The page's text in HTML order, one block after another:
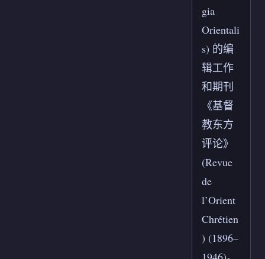
gia
Orientali
s) 的编
辑工作
和期刊
《基督
教东方
评论》
(Revue
de
l’Orient
Chrétien
) (1896–